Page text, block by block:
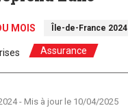
MOIS Île-de-France 2024
Assurance
- Mis à jour le 10/04/2025